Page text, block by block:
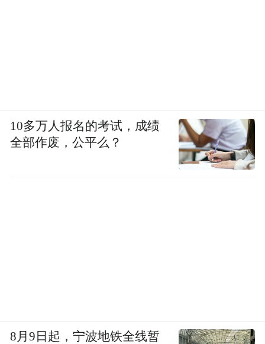
10多万人报名的考试，成绩
全部作废，公平么？
8月9日起，宁波地铁全线暂